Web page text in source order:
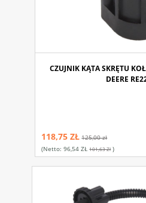
CZUJNIK KĄTA SKRĘTU
DEERE
118,75 ZŁ 125,00 zł
(netto:96,54 ZŁ 101,63 Zł)